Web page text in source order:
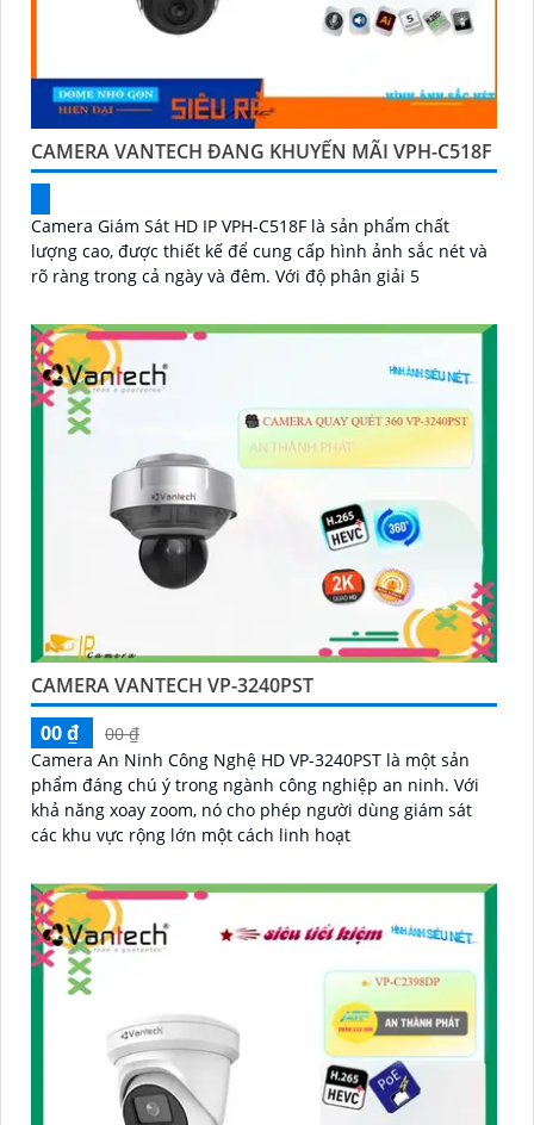
CAMERA VANTECH ĐANG KHUYẾN MÃI VPH-C518F
Camera Giám Sát HD IP VPH-C518F là sản phẩm chất
lượng cao, được thiết kế để cung cấp hình ảnh sắc nét và
rõ ràng trong cả ngày và đêm. Với độ phân giải 5
CAMERA VANTECH VP-3240PST
00 ₫
00 ₫
Camera An Ninh Công Nghệ HD VP-3240PST là một sản
phẩm đáng chú ý trong ngành công nghiệp an ninh. Với
khả năng xoay zoom, nó cho phép người dùng giám sát
các khu vực rộng lớn một cách linh hoạt